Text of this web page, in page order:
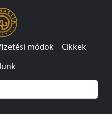
módok
Cikkek